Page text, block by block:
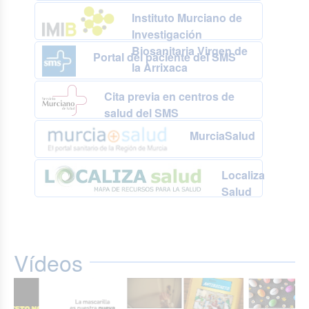
Instituto Murciano de
Investigación
Biosanitaria Virgen de
la Arrixaca
Portal del paciente del SMS
Cita previa en centros de
salud del SMS
MurciaSalud
Localiza
Salud
Vídeos